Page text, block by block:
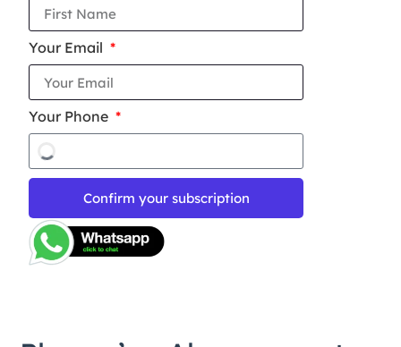
Your Email
Your Phone
Confirm your subscription